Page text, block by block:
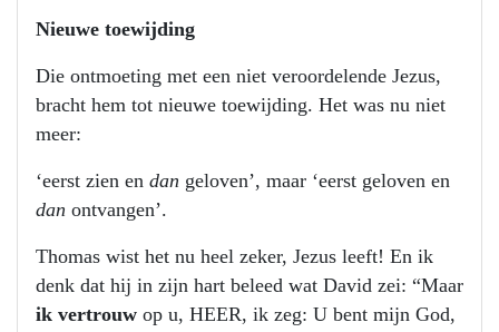
Nieuwe toewijding
Die ontmoeting met een niet veroordelende Jezus,
bracht hem tot nieuwe toewijding. Het was nu niet
meer:
‘eerst zien en dan geloven’, maar ‘eerst geloven en
dan ontvangen’.
Thomas wist het nu heel zeker, Jezus leeft! En ik
denk dat hij in zijn hart beleed wat David zei: “Maar
ik vertrouw op u, HEER, ik zeg: U bent mijn God,